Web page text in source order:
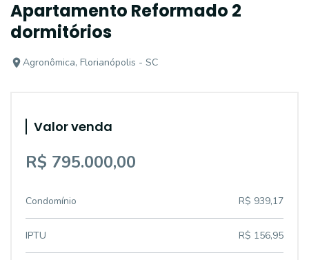
Apartamento Reformado 2
dormitórios
Agronômica, Florianópolis - SC
Valor venda
R$ 795.000,00
Condomínio R$ 939,17
IPTU R$ 156,95